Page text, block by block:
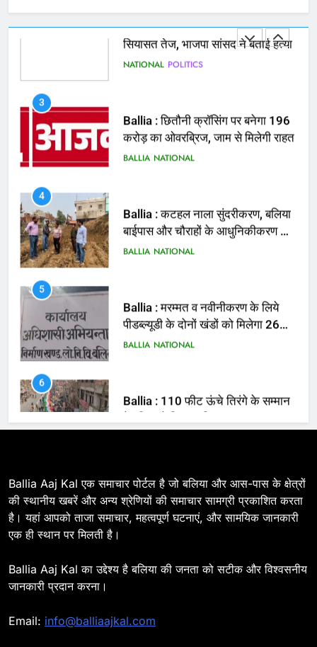
NATIONAL POLITICS
Ballia : छितौनी क्रॉसिंग पर बनेगा 196
4
Ballia : कटहल नाला सुंदरीकरण, बलिया
5
Ballia : मरम्मत व नवीनीकरण के लिये
6
Ballia : 110 फीट ऊंचे तिरंगे के सम्मान
7
BALLIA NATIONAL
8
के साथ रेलवे स्टेशन व शहर में किया पैदल
BALLIA NATIONAL
Ballia : एकता, अखंडता और राष्ट्रप्रेम
Ballia Aaj Kal एक समाचार पोर्टल है जो बलिया और आस-पास के क्षेत्रों
की स्थानीय खबरें और अन्य श्रेणियों की समाचार सामग्री प्रकाशित करता
है। यहां आपको ताजा समाचार, महत्वपूर्ण घटनाएं, और सामयिक जानकारी
एक ही स्थान पर मिलती है।
Ballia Aaj Kal का उद्देश्य है बलिया की जनता को सटीक और विश्वसनीय
जानकारी प्रदान करना।
Email: info@balliaajkal.com